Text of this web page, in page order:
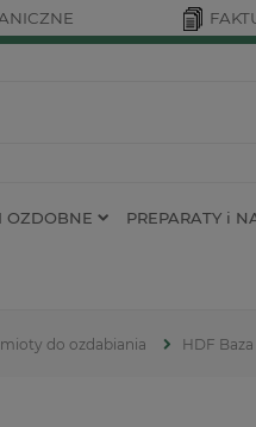
OZDOBNE PREPARATY i
do ozdabiania HDF